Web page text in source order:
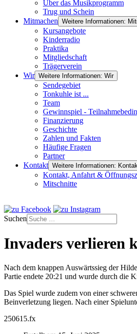
Über das Musikprogramm
Trug und Schein
Mitmachen Weitere Informationen:
Kursangebote
Kinderradio
Praktika
Mitgliedschaft
Trägerverein
Wir Weitere Informationen: Wir
Sendegebiet
Tonkuhle ist ...
Team
Gewinnspiel -
Finanzierung
Geschichte
Zahlen und Fakten
Häufige Fragen
Partner
Kontakt Weitere Informationen:
Kontakt, Anfahrt &
Mitschnitte
Suchen
Invaders verlieren
Nach dem knappen Auswärtssieg der
Partie endete 20:21 und wurde durch die
Das Spiel wurde zudem von einer
Beinverletzung liegen. Nach einer
250615.fx